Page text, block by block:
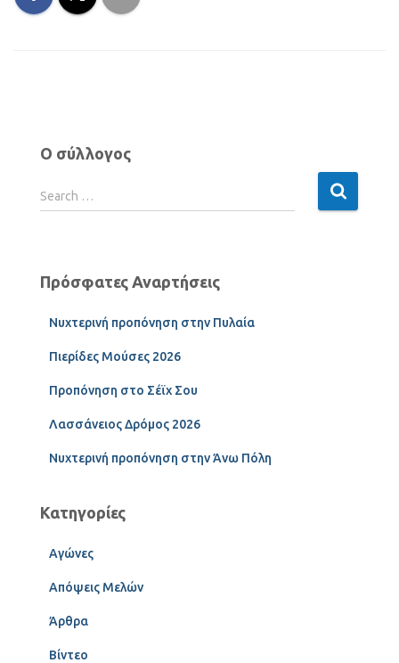
Ο σύλλογος
Search …
Πρόσφατες Αναρτήσεις
Νυχτερινή προπόνηση στην Πυλαία
Πιερίδες Μούσες 2026
Προπόνηση στο Σέϊχ Σου
Λασσάνειος Δρόμος 2026
Νυχτερινή προπόνηση στην Άνω Πόλη
Κατηγορίες
Αγώνες
Απόψεις Μελών
Άρθρα
Βίντεο